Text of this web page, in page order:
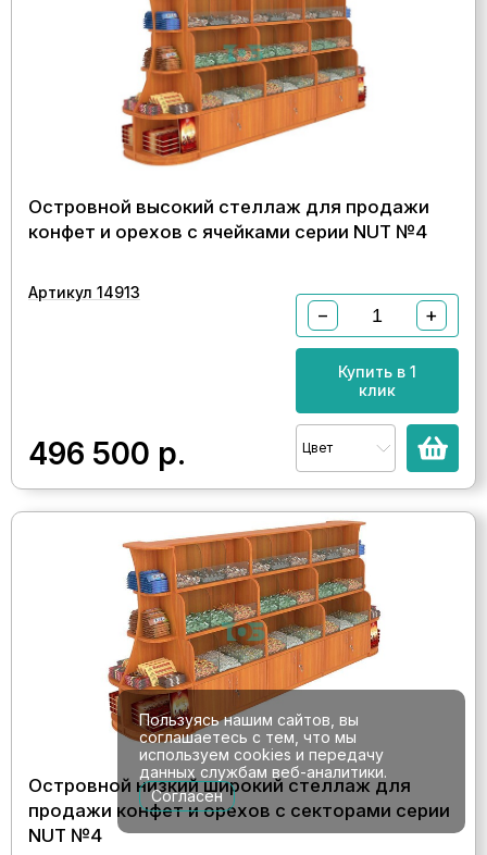
Островной высокий стеллаж для продажи
конфет и орехов с ячейками серии NUT №4
Артикул 14913
496 500 р.
− +
Купить в 1
клик
Цвет
Островной низкий широкий стеллаж для
продажи конфет и орехов с секторами серии
NUT №4
Пользуясь нашим сайтов, вы
соглашаетесь с тем, что мы
используем cookies и передачу
данных службам веб-аналитики.
Согласен